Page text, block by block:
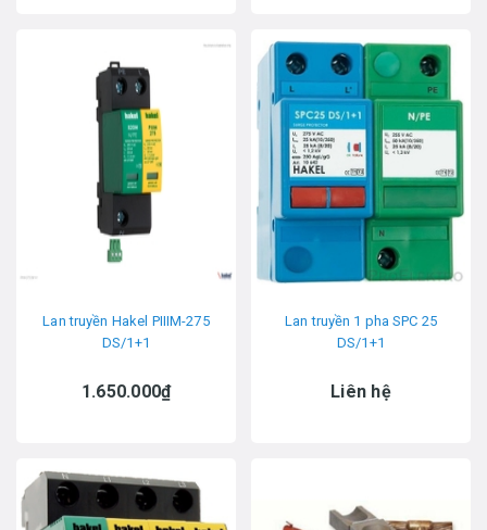
Lan truyền Hakel PIIIM-275
DS/1+1
1.650.000₫
Lan truyền 1 pha SPC 25
DS/1+1
Liên hệ